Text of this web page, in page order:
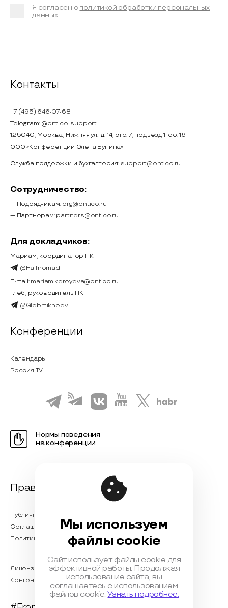
Я согласен с политикой обработки персональных
данных
Контакты
+7 (495) 646-07-68
Telegram: @ontico_support
125040, Москва, Нижняя ул., д. 14, стр. 7, подъезд 1, оф. 16
ООО «Конференции Олега Бунина»
Служба поддержки и бухгалтерия: support@ontico.ru
Сотрудничество:
— Подрядчикам: org@ontico.ru
— Партнерам: partners@ontico.ru
Для докладчиков:
Мариам, координатор ПК
@Halfnomad
E-mail: mariam.kereyeva@ontico.ru
Глеб, руководитель ПК
@Glebmikheev
Конференции
Календарь
Россия IV
Нормы поведения
на конференции
Правовая информация
Публичная оферта
Соглашение на обработку персональных данных
Политика обработки персональных данных
Лицензионный договор с Автором
Контентная политика конференции
Мы используем
файлы cookie
Сайт использует файлы cookie для
эффективной работы. Продолжая
использование сайта, вы
соглашаетесь с использованием
файлов cookie.Узнать подробнее.